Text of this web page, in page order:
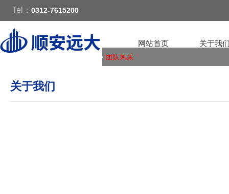
Tel： 0312-7615200
网站首页 关于我
> 团队风采
关于我们